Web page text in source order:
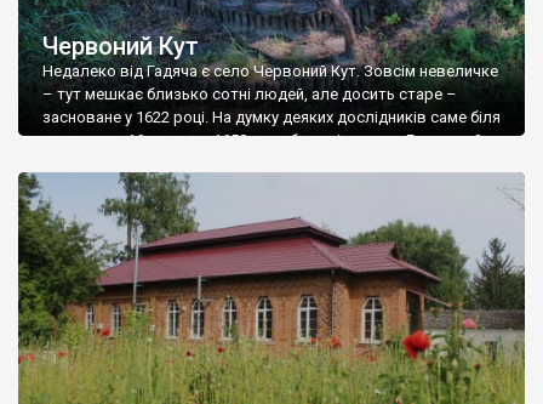
Червоний Кут
Недалеко від Гадяча є село Червоний Кут. Зовсім невеличке
– тут мешкає близько сотні людей, але досить старе –
засноване у 1622 році. На думку деяких дослідників саме біля
цього села 16 вересня 1658 року було підписано Гадяцький
багатовіковими дубами, біля яких, нібито, і підписували угоду.
Ніякого […]